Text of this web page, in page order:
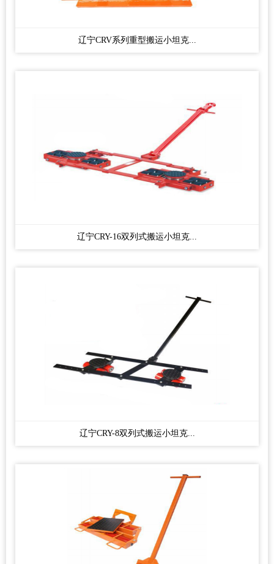
辽宁CRV系列重型搬运小坦克...
辽宁CRY-16双列式搬运小坦克...
辽宁CRY-8双列式搬运小坦克...